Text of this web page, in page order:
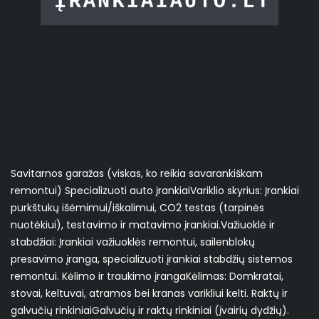
Savitarnos garažas (viskas, ko reikia savarankiškam
remontui) Specializuoti auto įrankiai ​Variklio skyrius: Įrankiai
purkštukų išėmimui/iškalimui, CO2 testas (tarpinės
nuotėkiui), testavimo ir matavimo įrankiai. ​Važiuoklė ir
stabdžiai: Įrankiai važiuoklės remontui, sailenblokų
presavimo įranga, specializuoti įrankiai stabdžių sistemos
remontui. Kėlimo ir traukimo įranga ​Kėlimas: Domkratai,
stovai, keltuvai, atramos bei kranas varikliui kelti. Raktų ir
galvučių rinkiniai ​Galvučių ir raktų rinkiniai (įvairių dydžių). ​